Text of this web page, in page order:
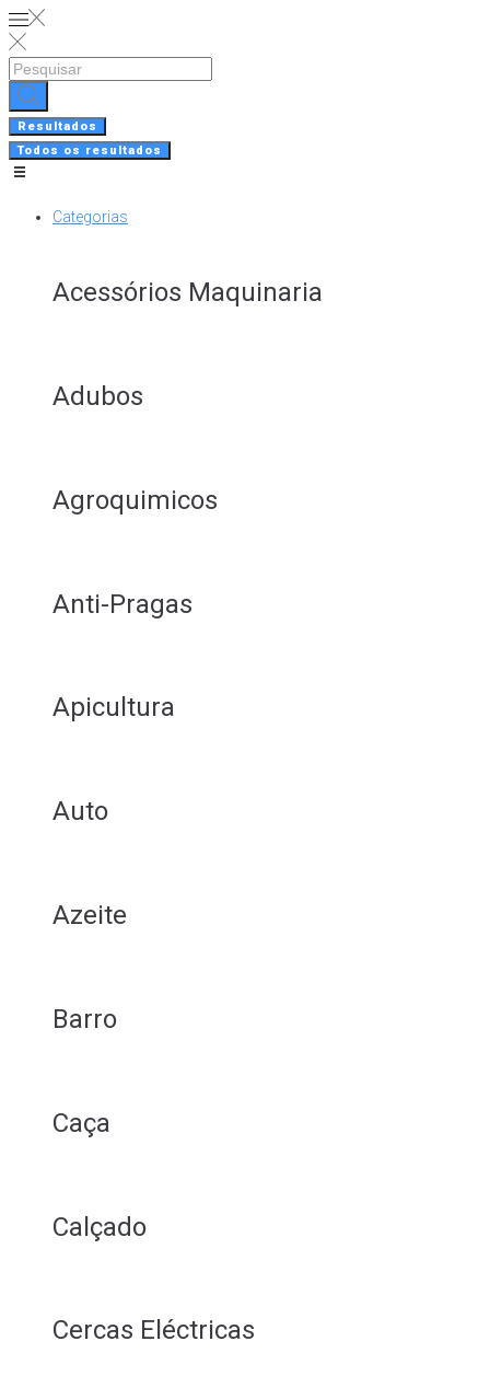
Skip
to
content
Search
Resultados
Todos os resultados
Categorias
Acessórios Maquinaria
Adubos
Agroquimicos
Anti-Pragas
Apicultura
Auto
Azeite
Barro
Caça
Calçado
Cercas Eléctricas